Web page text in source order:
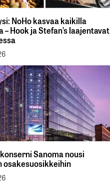
NoHo kasvaa kaikilla
– Hook ja Stefan’s laajentavat
Sanoma nousi
osakesuosikkeihin